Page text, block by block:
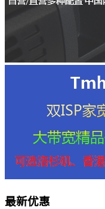
最新优惠